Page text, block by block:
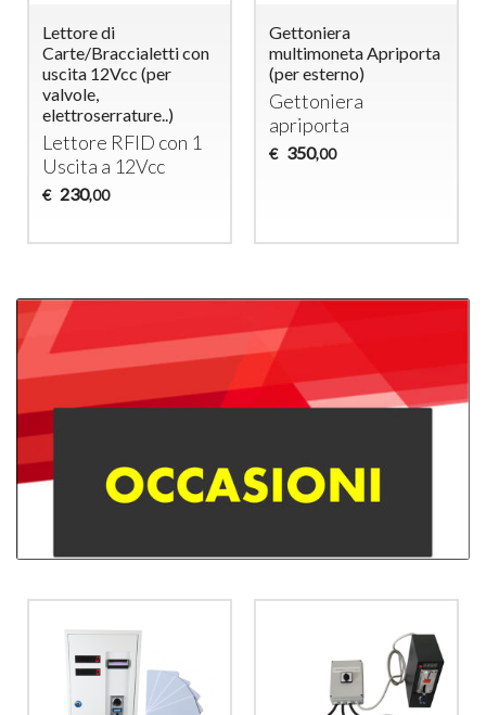
Lettore di
Carte/Braccialetti con
uscita 12Vcc (per
valvole,
elettroserrature..)
Lettore RFID con 1
Uscita a 12Vcc
€ 230,00
Gettoniera
multimoneta Apriporta
(per esterno)
Gettoniera
apriporta
€ 350,00